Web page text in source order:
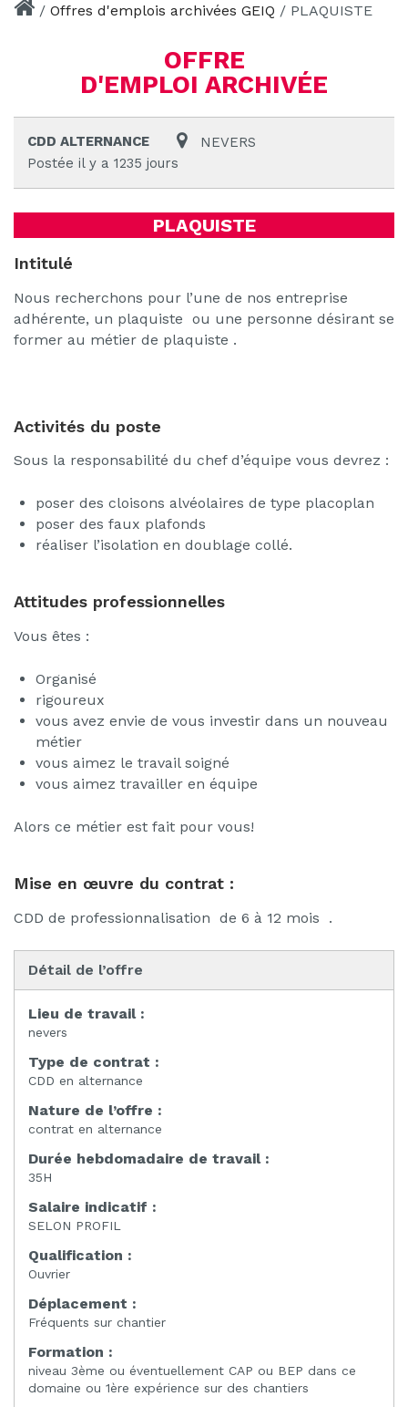
/ Offres d'emplois archivées GEIQ / PLAQUISTE
OFFRE
D'EMPLOI ARCHIVÉE
CDD ALTERNANCE
NEVERS
Postée il y a 1235 jours
PLAQUISTE
Intitulé
Nous recherchons pour l’une de nos entreprise
adhérente, un plaquiste ou une personne désirant se
former au métier de plaquiste .
Activités du poste
Sous la responsabilité du chef d’équipe vous devrez :
poser des cloisons alvéolaires de type placoplan
poser des faux plafonds
réaliser l’isolation en doublage collé.
Attitudes professionnelles
Vous êtes :
Organisé
rigoureux
vous avez envie de vous investir dans un nouveau
métier
vous aimez le travail soigné
vous aimez travailler en équipe
Alors ce métier est fait pour vous!
Mise en œuvre du contrat :
CDD de professionnalisation de 6 à 12 mois .
Détail de l’offre
Lieu de travail :
nevers
Type de contrat :
CDD en alternance
Nature de l’offre :
contrat en alternance
Durée hebdomadaire de travail :
35H
Salaire indicatif :
SELON PROFIL
Qualification :
Ouvrier
Déplacement :
Fréquents sur chantier
Formation :
niveau 3ème ou éventuellement CAP ou BEP dans ce
domaine ou 1ère expérience sur des chantiers